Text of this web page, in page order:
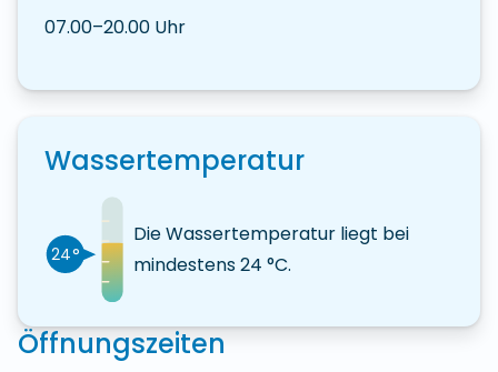
07.00–20.00 Uhr
Wassertemperatur
24°
Die Wassertemperatur liegt bei
mindestens24 °C.
Öffnungszeiten